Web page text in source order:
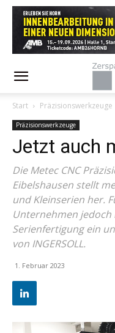
Start Präzisionswerkzeuge
Präzisionswerkzeuge
Jetzt auch
Die Metec CNC
Eibelshausen stellt
und Kleinserien her.
Unternehmen
Serienfertigung ein
von INGERSOLL.
1. Februar 2023